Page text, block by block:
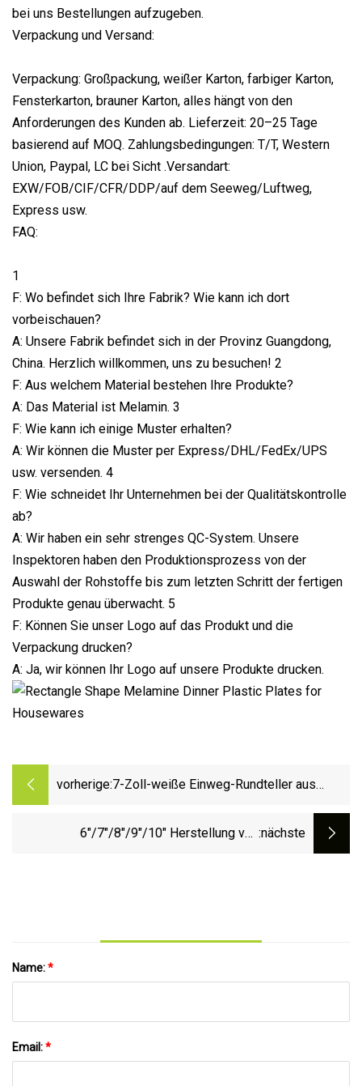
bei uns Bestellungen aufzugeben.
Verpackung und Versand:
Verpackung: Großpackung, weißer Karton, farbiger Karton,
Fensterkarton, brauner Karton, alles hängt von den
Anforderungen des Kunden ab. Lieferzeit: 20–25 Tage
basierend auf MOQ. Zahlungsbedingungen: T/T, Western
Union, Paypal, LC bei Sicht .Versandart:
EXW/FOB/CIF/CFR/DDP/auf dem Seeweg/Luftweg,
Express usw.
FAQ:
1
F: Wo befindet sich Ihre Fabrik? Wie kann ich dort
vorbeischauen?
A: Unsere Fabrik befindet sich in der Provinz Guangdong,
China. Herzlich willkommen, uns zu besuchen! 2
F: Aus welchem ​​Material bestehen Ihre Produkte?
A: Das Material ist Melamin. 3
F: Wie kann ich einige Muster erhalten?
A: Wir können die Muster per Express/DHL/FedEx/UPS
usw. versenden. 4
F: Wie schneidet Ihr Unternehmen bei der Qualitätskontrolle
ab?
A: Wir haben ein sehr strenges QC-System. Unsere
Inspektoren haben den Produktionsprozess von der
Auswahl der Rohstoffe bis zum letzten Schritt der fertigen
Produkte genau überwacht. 5
F: Können Sie unser Logo auf das Produkt und die
Verpackung drucken?
A: Ja, wir können Ihr Logo auf unsere Produkte drucken.
vorherige:7-Zoll-weiße Einweg-Rundteller aus
6"/7"/8"/9"/10" Herstellung von :nächste
Name:*
Email:*